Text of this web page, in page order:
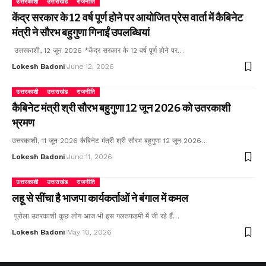
उत्तरकाशी उत्तराखंड राजनीति
केंद्र सरकार के 12 वर्ष पूर्ण होने पर आयोजित प्रेस वार्ता में कैबिनेट
मंत्री ने सौरभ बहुगुणा गिनाईं उपलब्धियां
उत्तरकाशी, 12 जून 2026 *केंद्र सरकार के 12 वर्ष पूर्ण होने पर…
Lokesh Badoni June 12, 2026
उत्तरकाशी उत्तराखंड राजनीति
कैबिनेट मंत्री श्री सौरभ बहुगुणा 12 जून 2026 को उतरकाशी
भ्रमण
उत्तरकाशी, 11 जून 2026 कैबिनेट मंत्री श्री सौरभ बहुगुणा 12 जून 2026…
Lokesh Badoni June 11, 2026
उत्तरकाशी उत्तराखंड राजनीति
लहू से सींचा है भाजपा कार्यकर्ताओं ने बंगाल में कमल
पुरोला उतरकाशी कुछ लोग आज भी इस गलतफहमी में जी रहे हैं…
Lokesh Badoni May 10, 2026